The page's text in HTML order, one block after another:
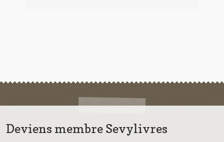
Deviens membre Sevylivres